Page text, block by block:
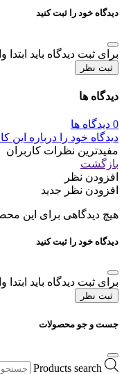
دیدگاه خود را ثبت کنید
برای ثبت دیدگاه باید
ثبت نظر
دیدگاه ها
0 دیدگاه ها
دیدگاه خود را درباره این
مفیدترین نظرات کاربران
بازگشت
افزودن نظر
افزودن نظر جدید
هیچ دیدگاهی برای این
دیدگاه خود را ثبت کنید
برای ثبت دیدگاه باید
ثبت نظر
جست و جو محصولات
Products search